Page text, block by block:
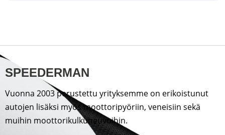
SPEEDERMAN
Vuonna 2003 perustettu yrityksemme on erikoistunut
autojen lisäksi myös moottoripyöriin, veneisiin sekä
muihin moottorikulkuneuvoihin.